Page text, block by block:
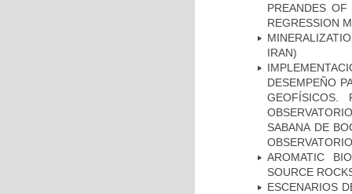
PREANDES
REGRESSION
IRAN)
DESEMPEÑO
GEOFÍSICOS.
SABANA DE
AROMATIC
SOURCE
ESCENARIOS